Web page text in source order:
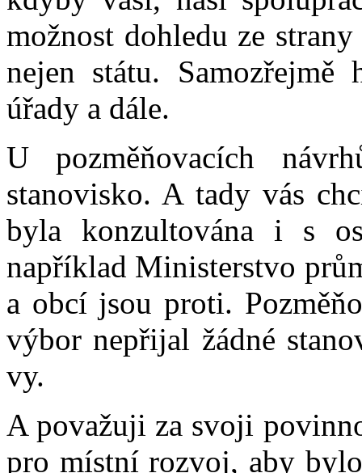
možnost dohledu ze
nejen státu. Samozřejmě
úřady a dále.
U pozměňovacích
stanovisko. A tady vás
byla konzultována i s
například Ministerstvo
a obcí jsou proti.
výbor nepřijal žádné
vy.
A považuji za svoji
pro místní rozvoj, aby